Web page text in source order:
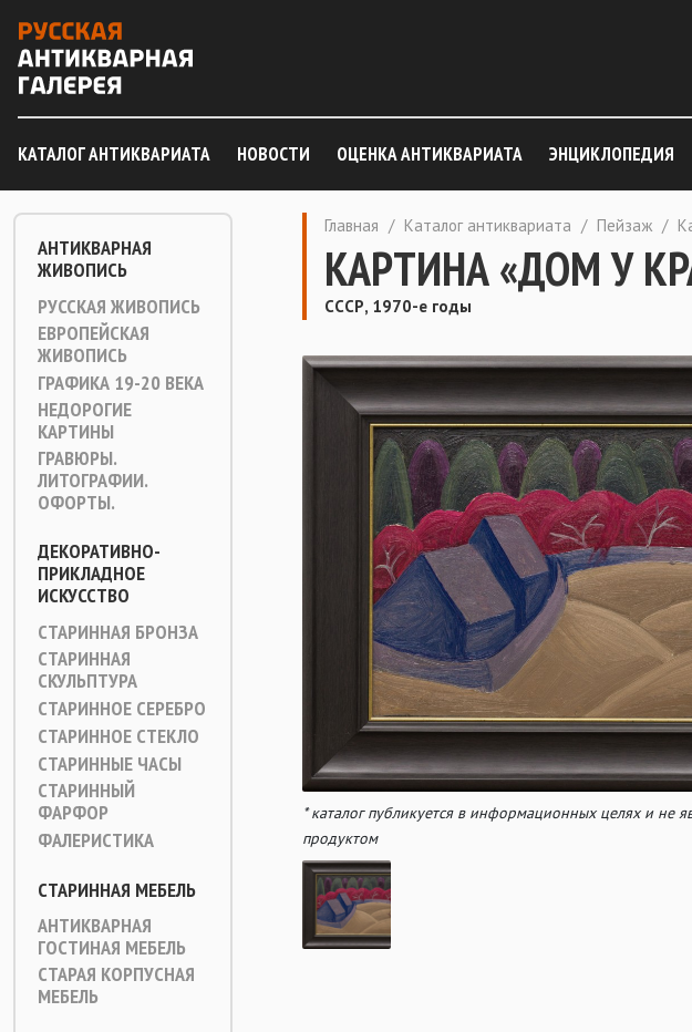
КАТАЛОГ АНТИКВАРИАТА НОВОСТИ ОЦЕНКА АНТИКВАРИАТА ЭНЦИКЛОПЕДИЯ
АНТИКВАРНАЯ
ЖИВОПИСЬ
РУССКАЯ ЖИВОПИСЬ
ЕВРОПЕЙСКАЯ
ЖИВОПИСЬ
ГРАФИКА 19-20 ВЕКА
НЕДОРОГИЕ
КАРТИНЫ
ГРАВЮРЫ.
ЛИТОГРАФИИ.
ОФОРТЫ.
ДЕКОРАТИВНО-
ПРИКЛАДНОЕ
ИСКУССТВО
СТАРИННАЯ БРОНЗА
СТАРИННАЯ
СКУЛЬПТУРА
СТАРИННОЕ СЕРЕБРО
СТАРИННОЕ СТЕКЛО
СТАРИННЫЕ ЧАСЫ
СТАРИННЫЙ
ФАРФОР
ФАЛЕРИСТИКА
СТАРИННАЯ МЕБЕЛЬ
АНТИКВАРНАЯ
ГОСТИНАЯ МЕБЕЛЬ
СТАРАЯ КОРПУСНАЯ
МЕБЕЛЬ
Главная / Каталог антиквариата / Пейзаж /
КАРТИНА «ДОМ У
СССР, 1970-е годы
* каталог публикуется в информационных целях и не
продуктом